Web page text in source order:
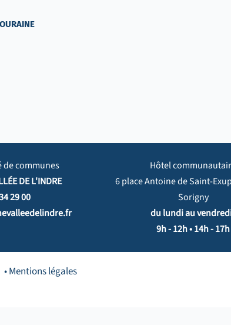
communes
DE L'INDRE
29 00
Hôtel
6 place Antoine de Saint-
Sorigny
du lundi au
9h - 12h • 14h - 17h
• Mentions légales